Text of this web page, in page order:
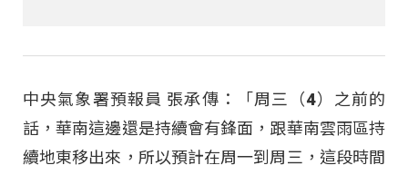
中央氣象署預報員 張承傳：「周三（4）之前的
話，華南這邊還是持續會有鋒面，跟華南雲雨區持
續地東移出來，所以預計在周一到周三，這段時間